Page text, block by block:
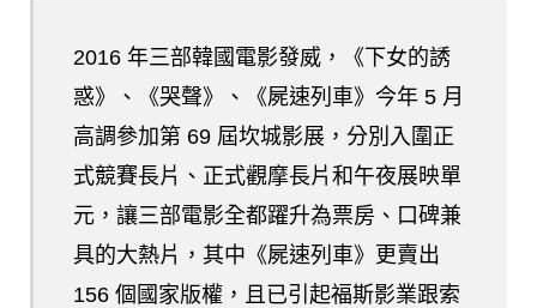
2016 年三部韓國電影發威，《下女的誘
惑》、《哭聲》、《屍速列車》今年 5 月
高調參加第 69 屆坎城影展，分別入圍正
式競賽長片、正式觀摩長片和午夜展映單
元，讓三部電影全都躍升為票房、口碑兼
具的大熱片，其中《屍速列車》更賣出
156 個國家版權，且已引起福斯影業跟索